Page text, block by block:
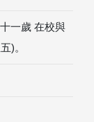
一歲 在校與
)。